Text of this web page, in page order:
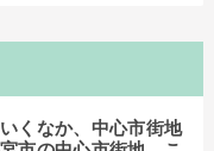
くなか、中心市街地